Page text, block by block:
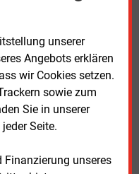
unserer
Angebots erklären
wir Cookies setzen.
sowie zum
Sie in unserer
Seite.
Finanzierung unseres
einem stabilen, leicht
und
Diese Stabilität
anderem auf ein
zurück, das
Gasversorgung aus.